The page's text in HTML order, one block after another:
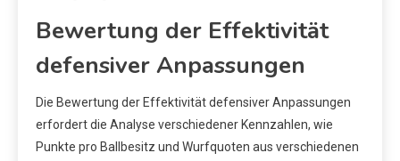
Bewertung der Effektivität
defensiver Anpassungen
Die Bewertung der Effektivität defensiver Anpassungen
erfordert die Analyse verschiedener Kennzahlen, wie
Punkte pro Ballbesitz und Wurfquoten aus verschiedenen